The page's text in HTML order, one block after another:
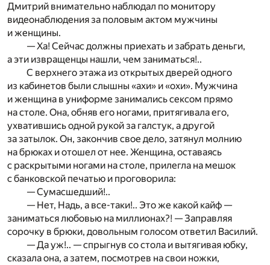
Дмитрий внимательно наблюдал по монитору
видеонаблюдения за половым актом мужчины
и женщины.
— Ха! Сейчас должны приехать и забрать деньги,
а эти извращенцы нашли, чем заниматься!..
С верхнего этажа из открытых дверей одного
из кабинетов были слышны «ахи» и «охи». Мужчина
и женщина в униформе занимались сексом прямо
на столе. Она, обняв его ногами, притягивала его,
ухватившись одной рукой за галстук, а другой
за затылок. Он, закончив свое дело, затянул молнию
на брюках и отошел от нее. Женщина, оставаясь
с раскрытыми ногами на столе, прилегла на мешок
с банковской печатью и проговорила:
— Сумасшедший!..
— Нет, Надь, а все-таки!.. Это же какой кайф —
заниматься любовью на миллионах?! — Заправляя
сорочку в брюки, довольным голосом ответил Василий.
— Да уж!.. — спрыгнув со стола и вытягивая юбку,
сказала она, а затем, посмотрев на свои ножки,